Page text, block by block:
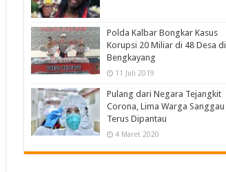
Polda Kalbar Bongkar Kasus
Korupsi 20 Miliar di 48 Desa di
Bengkayang
11 Juli 2019
Pulang dari Negara Tejangkit
Corona, Lima Warga Sanggau
Terus Dipantau
4 Maret 2020